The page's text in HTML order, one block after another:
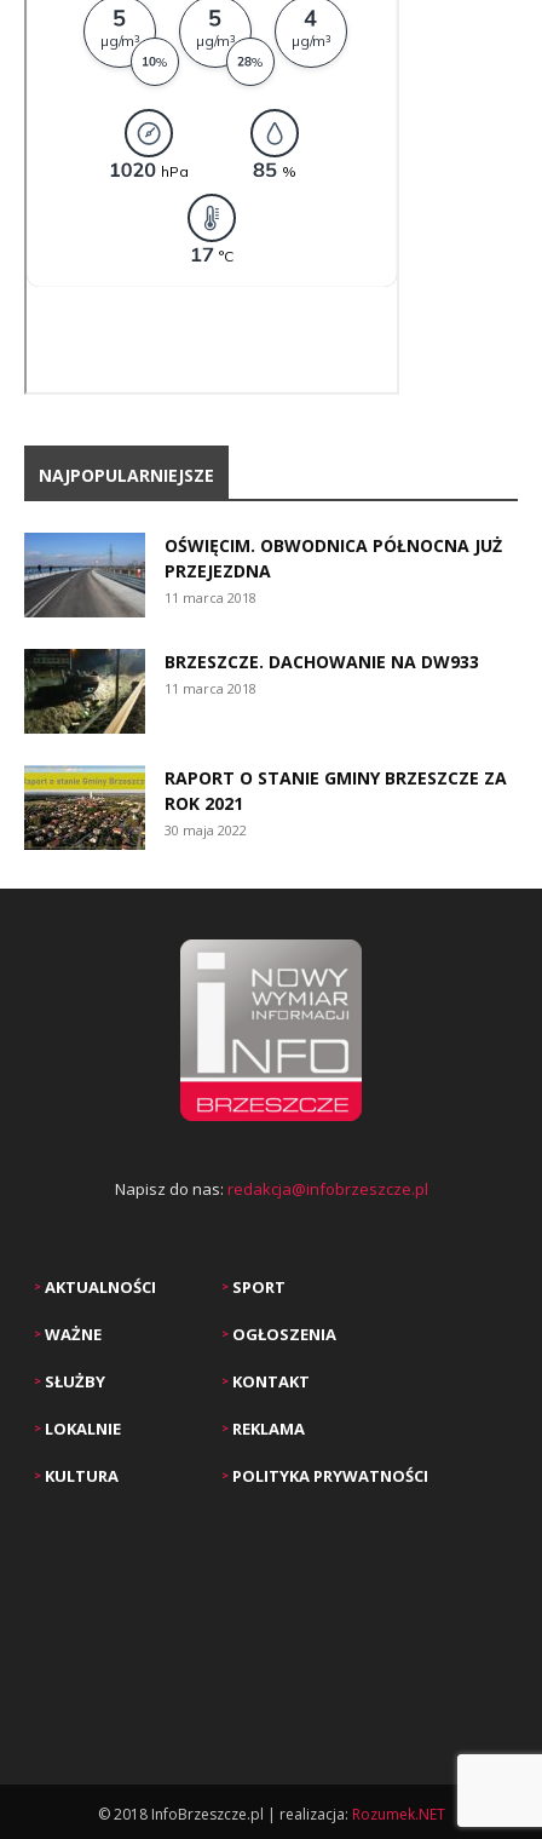
NAJPOPULARNIEJSZE
OŚWIĘCIM. OBWODNICA PÓŁNOCNA JUŻ
PRZEJEZDNA
11 marca 2018
BRZESZCZE. DACHOWANIE NA DW933
11 marca 2018
RAPORT O STANIE GMINY BRZESZCZE ZA
ROK 2021
30 maja 2022
Napisz do nas: redakcja@infobrzeszcze.pl
> AKTUALNOŚCI
> WAŻNE
> SŁUŻBY
> LOKALNIE
> KULTURA
> SPORT
> OGŁOSZENIA
> KONTAKT
> REKLAMA
> POLITYKA PRYWATNOŚCI
© 2018 InfoBrzeszcze.pl | realizacja: Rozumek.NET